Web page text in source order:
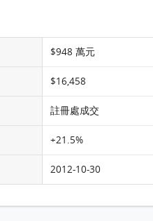
$948 萬元
$16,458
註冊處成交
+21.5%
2012-10-30